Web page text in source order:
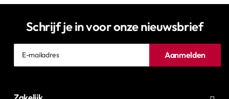
Schrijf je in voor onze nieuwsbrief
Aanmelden